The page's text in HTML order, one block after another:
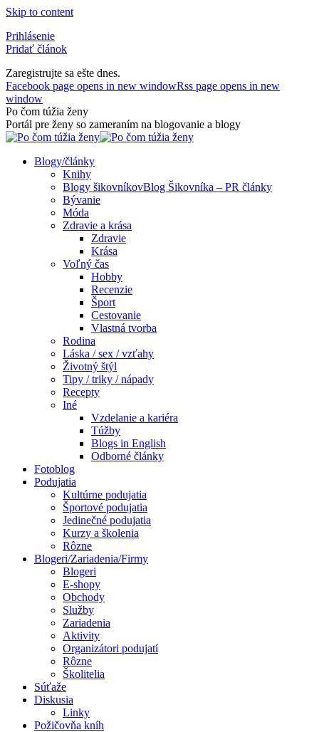
Skip to content
Prihlásenie
Pridať článok
Zaregistrujte sa ešte dnes.
Facebook page opens in new windowRss page opens in new
window
Po čom túžia ženy
Portál pre ženy so zameraním na blogovanie a blogy
Blogy/články
Knihy
Blogy šikovníkovBlog Šikovníka – PR články
Bývanie
Móda
Zdravie a krása
Zdravie
Krása
Voľný čas
Hobby
Recenzie
Šport
Cestovanie
Vlastná tvorba
Rodina
Láska / sex / vzťahy
Životný štýl
Tipy / triky / nápady
Recepty
Iné
Vzdelanie a kariéra
Túžby
Blogs in English
Odborné články
Fotoblog
Podujatia
Kultúrne podujatia
Športové podujatia
Jedinečné podujatia
Kurzy a školenia
Rôzne
Blogeri/Zariadenia/Firmy
Blogeri
E-shopy
Obchody
Služby
Zariadenia
Aktivity
Organizátori podujatí
Rôzne
Školitelia
Súťaže
Diskusia
Linky
Požičovňa kníh